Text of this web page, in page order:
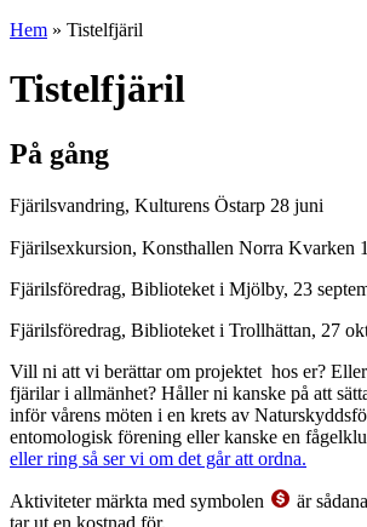
Hem » Tistelfjäril
Tistelfjäril
På gång
Fjärilsvandring, Kulturens Östarp 28 juni
Fjärilsexkursion, Konsthallen Norra Kvarken
Fjärilsföredrag, Biblioteket i Mjölby, 23
Fjärilsföredrag, Biblioteket i Trollhättan, 27
Vill ni att vi berättar om projektet hos er?
fjärilar i allmänhet? Håller ni kanske på att
inför vårens möten i en krets av
entomologisk förening eller kanske en
eller ring så ser vi om det går att ordna.
Aktiviteter märkta med symbolen
är
tar ut en kostnad för.